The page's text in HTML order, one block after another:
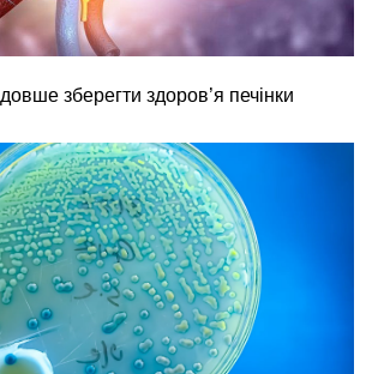
зберегти здоров’я печінки